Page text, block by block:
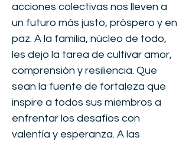
acciones colectivas nos lleven a
un futuro más justo, próspero y en
paz. A la familia, núcleo de todo,
les dejo la tarea de cultivar amor,
comprensión y resiliencia. Que
sean la fuente de fortaleza que
inspire a todos sus miembros a
enfrentar los desafíos con
valentía y esperanza. A las